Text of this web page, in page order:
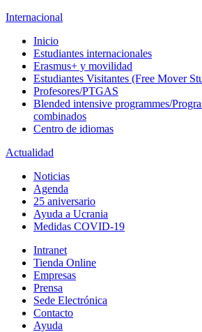
Internacional
Inicio
Estudiantes internacionales
Erasmus+ y movilidad
Estudiantes Visitantes (Free Mover
Profesores/PTGAS
Blended intensive programmes/
combinados
Centro de idiomas
Actualidad
Noticias
Agenda
25 aniversario
Ayuda a Ucrania
Medidas COVID-19
Intranet
Tienda Online
Empresas
Prensa
Sede Electrónica
Contacto
Ayuda